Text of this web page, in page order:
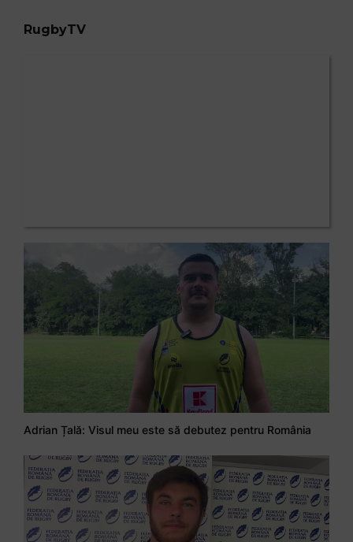
RugbyTV
Adrian Țală: Visul meu este să debutez pentru România